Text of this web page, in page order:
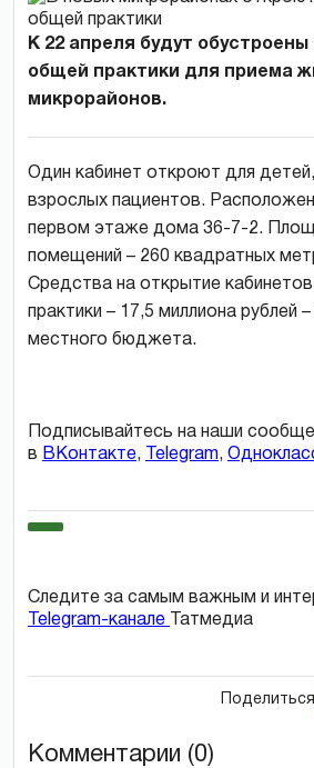
К 22 апреля будут
общей практики для приема
микрорайонов.
Один кабинет откроют для
взрослых пациентов.
первом этаже дома 36-7-2.
помещений – 260 квадратных
Средства на открытие
практики – 17,5 миллиона рублей
местного бюджета.
Подписывайтесь на наши
в ВКонтакте, Telegram,
Следите за самым важным и
Telegram-канале
Татмедиа
Комментарии (0)